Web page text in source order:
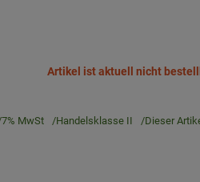
Artikel ist aktuell nicht
7% MwSt Handelsklasse II Dieser